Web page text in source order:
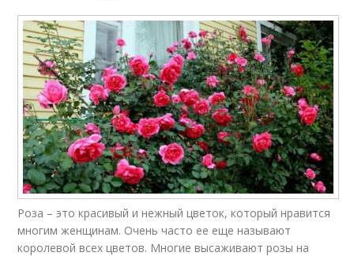
Роза – это красивый и нежный цветок, который нравится
многим женщинам. Очень часто ее еще называют
королевой всех цветов. Многие высаживают розы на